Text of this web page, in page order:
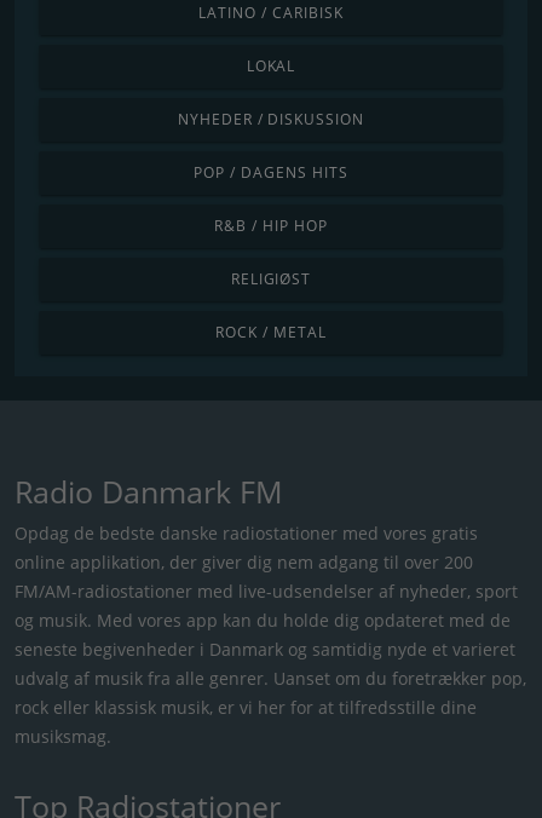
LATINO / CARIBISK
LOKAL
NYHEDER / DISKUSSION
POP / DAGENS HITS
R&B / HIP HOP
RELIGIØST
ROCK / METAL
Radio Danmark FM
Opdag de bedste danske radiostationer med vores gratis
online applikation, der giver dig nem adgang til over 200
FM/AM-radiostationer med live-udsendelser af nyheder, sport
og musik. Med vores app kan du holde dig opdateret med de
seneste begivenheder i Danmark og samtidig nyde et varieret
udvalg af musik fra alle genrer. Uanset om du foretrækker pop,
rock eller klassisk musik, er vi her for at tilfredsstille dine
musiksmag.
Top Radiostationer